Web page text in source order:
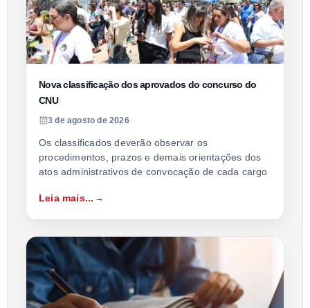
Nova classificação dos aprovados do concurso do
CNU
3 de agosto de 2026
Os classificados deverão observar os
procedimentos, prazos e demais orientações dos
atos administrativos de convocação de cada cargo
Leia mais...